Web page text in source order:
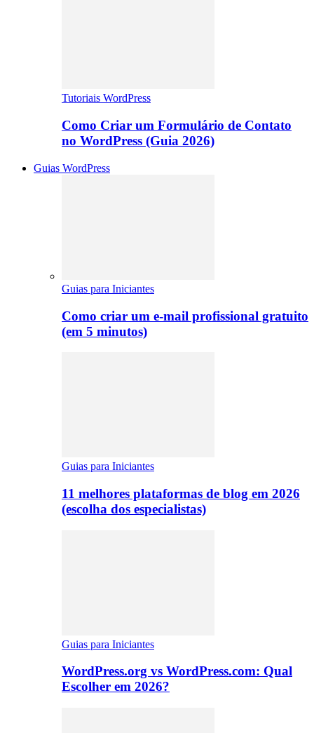
Tutoriais WordPress
Como Criar um Formulário de Contato
no WordPress (Guia 2026)
Guias WordPress
Guias para Iniciantes
Como criar um e-mail profissional gratuito
(em 5 minutos)
Guias para Iniciantes
11 melhores plataformas de blog em 2026
(escolha dos especialistas)
Guias para Iniciantes
WordPress.org vs WordPress.com: Qual
Escolher em 2026?